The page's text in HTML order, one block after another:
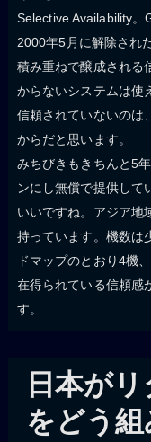
Selective Availability。
2000年5月に解除され
積み重ねで醸成される
からないシステムは使
信頼されていないのは
からだと思います。
みちびきもきちんと5
ンにし無償で提供して
いいですね。アジア地
持っています。機数は
ドマップのとおり4機
在得られている信頼感
す。
日本が
をどう